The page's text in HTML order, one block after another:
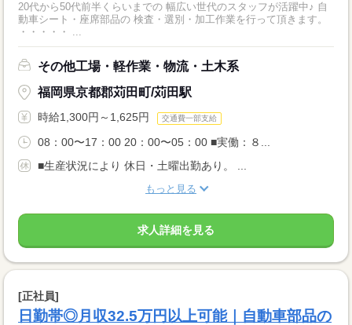
20代から50代前半くらいまでの 幅広い世代のスタッフが活躍中♪ 自
動車シート・座席部品の 検査・選別・加工作業を行って頂きます。
・・・・・ ...
その他工場・軽作業・物流・土木系
福岡県京都郡苅田町/苅田駅
時給1,300円～1,625円 交通費一部支給
08：00〜17：00 20：00〜05：00 ■実働：８...
■生産状況により 休日・土曜出勤あり。 ...
もっと見る
求人詳細を見る
[正社員]
日勤帯◎月収32.5万円以上可能｜自動車部品の